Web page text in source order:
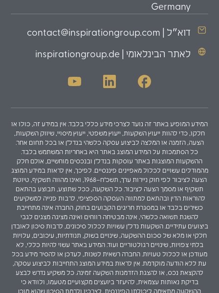
Germany
דוא״ל | contact@inspirationgroup.com
לאתר הבינלאומי | inspirationgroup.de
המידע המופיע באתר זה נועד לצרכי מידע כללי בלבד. אין במידע זה, כולו או
חלקו, כדי להוות ייעוץ השקעות, ייעוץ משפטי, ייעוץ מיסויי, שיווק השקעות,
הצעה, הזמנה או המלצה לביצוע עסקה כלשהי בנדל"ן או בכל תחום אחר.
כל הסתמכות על המידע המוצג באתר היא באחריות המשתמש בלבד.
ההשקעות המוצגות באתר עוסקות בנדל"ן ובנכסים מוחשיים, אולם חלק
מהמודלים עשויים לכלול מאפיינים פיננסיים. לפיכך, אין לראות במידע המוצג
הצעה לציבור לפי חוק ניירות ערך, תשכ"ח–1968, ואינו מהווה תשקיף, טיוטת
תשקיף או מסמך הצעה לציבור. כל השקעה, ככל שתוצע, תבוצע בהתאם
להוראות הדין ובהתאם למתווה העסקה הספציפי, לרבות פנייה למשקיעים
כשירים בלבד או במסגרת חריגים הקבועים בחוק. החברה אינה מתחייבת
להשגת תשואה כלשהי, אינה מבטיחה רווחים ואינה מציגה מצגים לגבי
ביצועים עתידיים. השקעות נדל"ן עשויות לכלול סיכונים, לרבות סיכון לאובדן
חלקי או מלא של סכום ההשקעה, שינויים בשוק, תנודתיות, עיכובים, עלויות
בלתי צפויות, שינויים רגולטוריים ועוד. המידע באתר עשוי להיות כללי, לא
מעודכן או לכלול טעויות. החברה רשאית לשנות, לעדכן או להסיר מידע בכל
עת ללא הודעה מוקדמת. אין לראות במידע המוצג התחייבות לביצוע עסקה,
להקצאת נכס, או להצגת הזדמנות השקעה זמינה. כל משקיע נדרש לבצע
בדיקת נאותות עצמאית, להיעזר ביועצים מקצועיים מטעמו, ולוודא כי
ההשקעה מתאימה ליכולתו הפיננסית, לצרכיו ולרמת הסיכון שהוא מוכן